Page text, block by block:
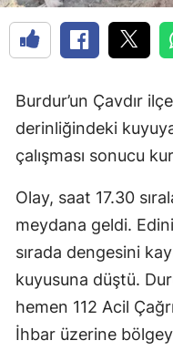
Burdur’un Çavdır
derinliğindeki
çalışması sonucu
Olay, saat 17.30
meydana geldi.
sırada dengesini
kuyusuna düştü.
hemen 112 Acil
İhbar üzerine